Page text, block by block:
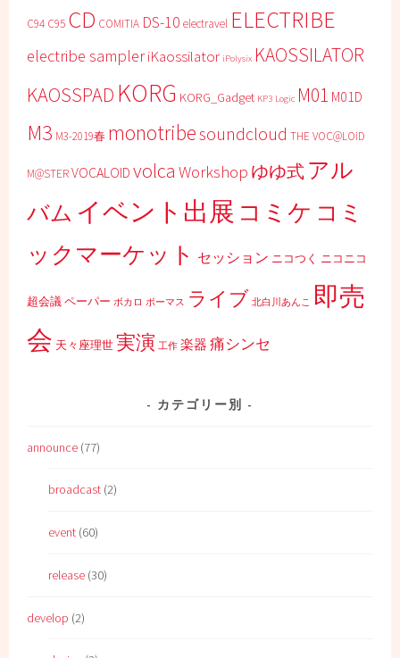
C94 C95 CD COMITIA DS-10 electravel ELECTRIBE
electribe sampleriKaossilator iPolysix KAOSSILATOR
KAOSSPAD KORG KORG_Gadget KP3 Logic M01 M01D
M3 M3-2019春 monotribesoundcloud THE VOC@LOiD
M@STERVOCALOID volca Workshop ゆゆ式アル
バム イベント出展 コミケ コミ
ックマーケット セッション ニコつく ニコニコ
超会議ペーパー ボカロ ボーマス ライブ 北白川あんこ 即売
会 天々座理世 実演 工作 楽器 痛シンセ
カテゴリー別
announce (77)
broadcast (2)
event (60)
release (30)
develop (2)